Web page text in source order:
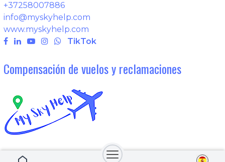
+37258007886
info@myskyhelp.com
www.myskyhelp.com
TikTok
Compensación de vuelos y reclamaciones